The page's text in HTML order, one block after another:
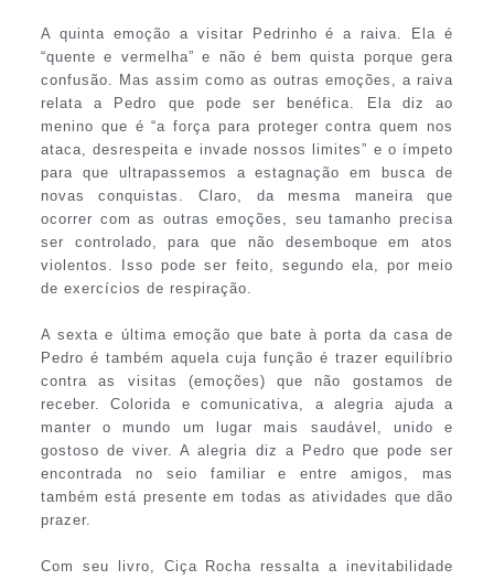
A quinta emoção a visitar Pedrinho é a raiva. Ela é
“quente e vermelha” e não é bem quista porque gera
confusão. Mas assim como as outras emoções, a raiva
relata a Pedro que pode ser benéfica. Ela diz ao
menino que é “a força para proteger contra quem nos
ataca, desrespeita e invade nossos limites” e o ímpeto
para que ultrapassemos a estagnação em busca de
novas conquistas. Claro, da mesma maneira que
ocorrer com as outras emoções, seu tamanho precisa
ser controlado, para que não desemboque em atos
violentos. Isso pode ser feito, segundo ela, por meio
de exercícios de respiração.
A sexta e última emoção que bate à porta da casa de
Pedro é também aquela cuja função é trazer equilíbrio
contra as visitas (emoções) que não gostamos de
receber. Colorida e comunicativa, a alegria ajuda a
manter o mundo um lugar mais saudável, unido e
gostoso de viver. A alegria diz a Pedro que pode ser
encontrada no seio familiar e entre amigos, mas
também está presente em todas as atividades que dão
prazer.
Com seu livro, Ciça Rocha ressalta a inevitabilidade